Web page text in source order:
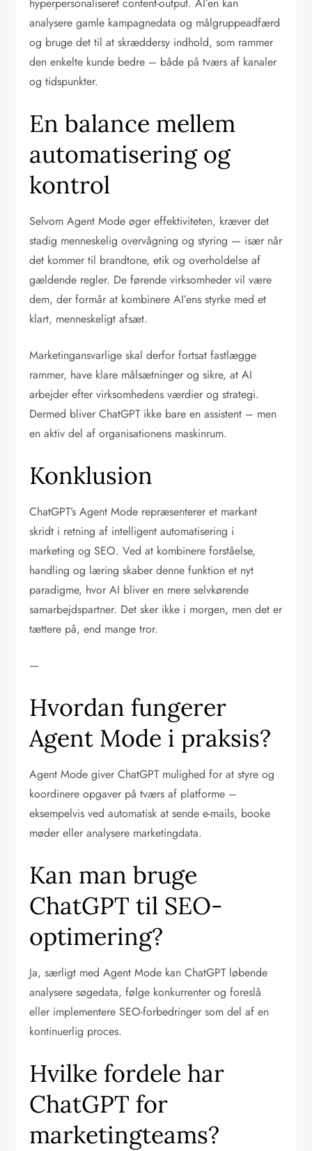
hyperpersonaliseret content-output. AI’en kan
analysere gamle kampagnedata og målgruppeadfærd
og bruge det til at skræddersy indhold, som rammer
den enkelte kunde bedre – både på tværs af kanaler
og tidspunkter.
En balance mellem
automatisering og
kontrol
Selvom Agent Mode øger effektiviteten, kræver det
stadig menneskelig overvågning og styring — især når
det kommer til brandtone, etik og overholdelse af
gældende regler. De førende virksomheder vil være
dem, der formår at kombinere AI’ens styrke med et
klart, menneskeligt afsæt.
Marketingansvarlige skal derfor fortsat fastlægge
rammer, have klare målsætninger og sikre, at AI
arbejder efter virksomhedens værdier og strategi.
Dermed bliver ChatGPT ikke bare en assistent – men
en aktiv del af organisationens maskinrum.
Konklusion
ChatGPT’s Agent Mode repræsenterer et markant
skridt i retning af intelligent automatisering i
marketing og SEO. Ved at kombinere forståelse,
handling og læring skaber denne funktion et nyt
paradigme, hvor AI bliver en mere selvkørende
samarbejdspartner. Det sker ikke i morgen, men det er
tættere på, end mange tror.
—
Hvordan fungerer
Agent Mode i praksis?
Agent Mode giver ChatGPT mulighed for at styre og
koordinere opgaver på tværs af platforme –
eksempelvis ved automatisk at sende e-mails, booke
møder eller analysere marketingdata.
Kan man bruge
ChatGPT til SEO-
optimering?
Ja, særligt med Agent Mode kan ChatGPT løbende
analysere søgedata, følge konkurrenter og foreslå
eller implementere SEO-forbedringer som del af en
kontinuerlig proces.
Hvilke fordele har
ChatGPT for
marketingteams?